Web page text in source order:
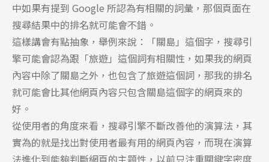
中如果有提到 Google 所認為有相關的詞彙，那個頁面在
搜尋結果中的排名就可能會不錯。
這樣講會有點抽象，舉例來說：「關島」這個字，搜尋引
擎可能會認為跟「旅遊」這個詞有相關性，如果我的網頁
內容中除了關島之外，也包含了旅遊這個詞，那我的排名
就可能會比其他網頁內容只包含關島這個字的網頁來的
好。
從使用者的角度來看，搜尋引擎不斷改善他的演算法，其
實為的就是找出對使用者最有用的網頁內容，而現在演算
法進化到能夠判斷網頁的主題性，以前只注重關鍵字密度